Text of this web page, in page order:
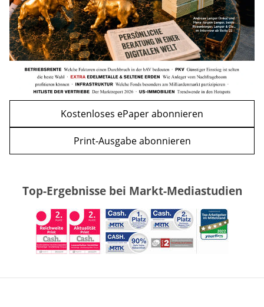
Kostenloses ePaper abonnieren
Print-Ausgabe abonnieren
Top-Ergebnisse bei Markt-Mediastudien